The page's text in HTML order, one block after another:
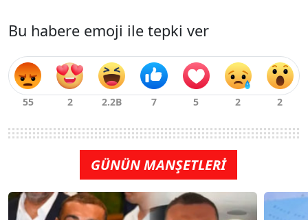
Bu habere emoji ile tepki ver
GÜNÜN MANŞETLERİ